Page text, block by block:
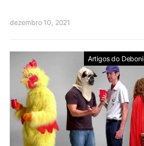
dezembro 10, 2021
Artigos do Deboni